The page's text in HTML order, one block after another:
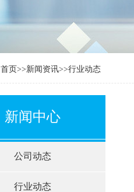
首页>>新闻资讯>>行业动态
新闻中心
公司动态
行业动态